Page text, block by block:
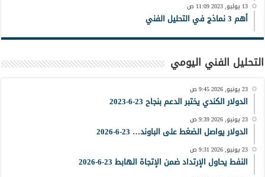
13 يوليو, 2023 11:09 ص
أهم 3 نماذج في التحليل الفني
التحليل الفني اليومي
23 يونيو, 2026 9:45 ص
الدولار الكندي يختبر الدعم بنجاح 23-6-2023
23 يونيو, 2026 9:39 ص
الدولار يواصل الضغط على الباوند… 23-6-2026
23 يونيو, 2026 9:31 ص
النفط يحاول الإرتداد ضمن الإتجاة الهابط 23-6-2026